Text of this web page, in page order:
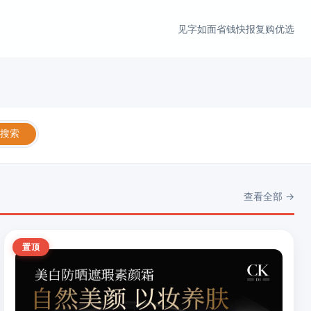
见字如面省钱快报复购优选
搜索
查看全部 →
置顶